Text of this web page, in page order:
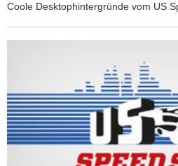
Coole Desktophintergründe vom US